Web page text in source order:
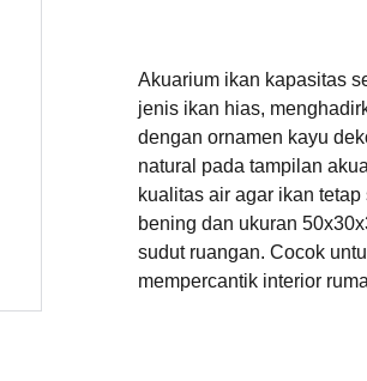
Akuarium ikan kapasitas
jenis ikan hias,
dengan ornamen kayu
natural pada tampilan
kualitas air agar ikan
bening dan ukuran
sudut ruangan. Cocok
mempercantik interior